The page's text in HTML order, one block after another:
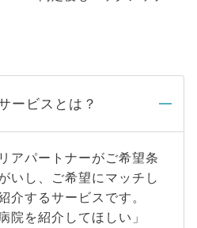
ービスとは？
アパートナーがご希望条
いし、ご希望にマッチし
介するサービスです。
院を紹介してほしい」